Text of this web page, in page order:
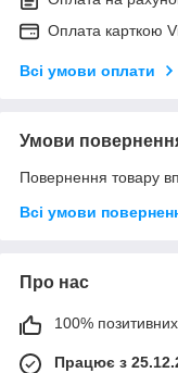
Оплата карткою
Всі умови оплати
Умови
Повернення товару
Всі умови
Про нас
100% позитивних
Працює з